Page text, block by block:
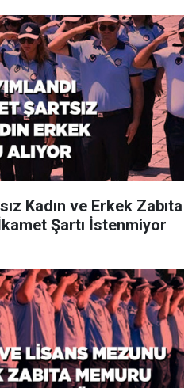
Kadın ve Erkek Zabıta
İkamet Şartı İstenmiyor